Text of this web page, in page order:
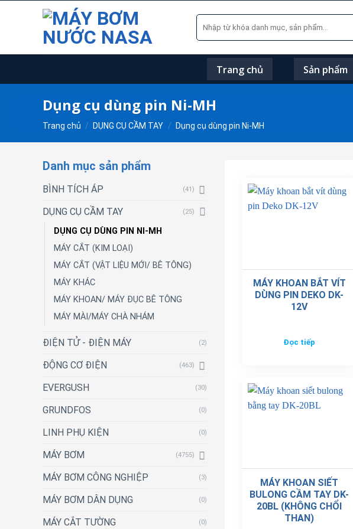
Tìm
kiếm:
Trang chủ Sản phẩm
Dụng cụ dùng pin Ni-MH
Trang chủ / DỤNG CỤ CẦM TAY / Dụng cụ dùng pin Ni-MH
Danh mục sản phẩm
BÌNH TÍCH ÁP (41)
DỤNG CỤ CẦM TAY (25)
DỤNG CỤ DÙNG PIN NI-MH
MÁY CẮT (KIM LOẠI)
MÁY CẮT (VẬT LIỆU MỚI/ BÊ TÔNG)
MÁY KHÁC
MÁY KHOAN/ MÁY ĐỤC BÊ TÔNG
MÁY MÀI/MÁY CHÀ NHÁM
ĐIỆN TỬ - ĐIỆN MÁY (2)
ĐỘNG CƠ ĐIỆN (463)
EVERGUSH (30)
GRUNDFOS (0)
LINH PHỤ KIỆN (0)
MÁY BƠM (4755)
MÁY BƠM CÔNG NGHIỆP (3)
MÁY BƠM DÂN DỤNG (0)
MÁY CẮT TƯỜNG (0)
MÁY KHOAN BẮT VÍT
DÙNG PIN DEKO DK-
12V
Đọc tiếp
MÁY KHOAN SIẾT
BULONG CẦM TAY DK-
20BL (KHÔNG CHỔI
THAN)